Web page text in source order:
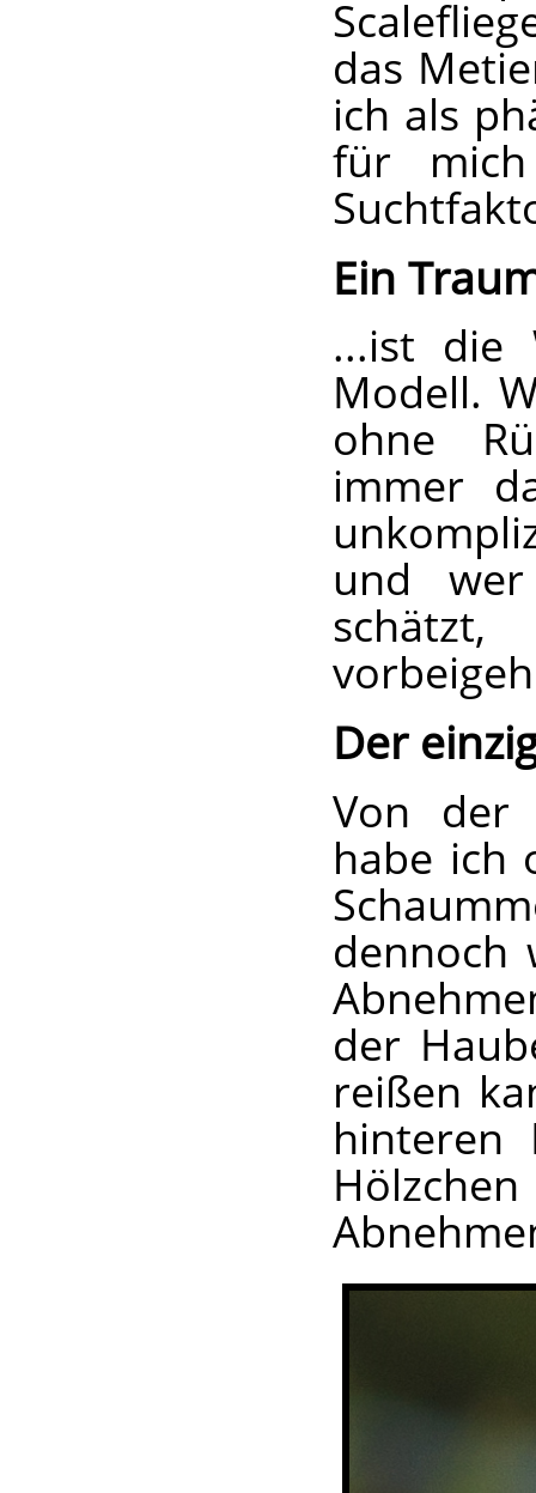
das
ich als
für
Ein
...ist die
Modell.
ohne
immer
und wer
Der
Von der
habe ich
dennoch
der
reißen
hinteren